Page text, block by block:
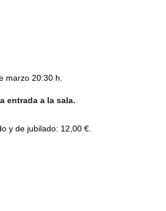
marzo 20:30 h.
entrada a la sala.
y de jubilado: 12,00 €.